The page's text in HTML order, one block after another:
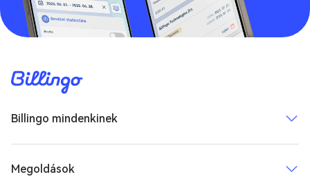
Billingo mindenkinek
Megoldások